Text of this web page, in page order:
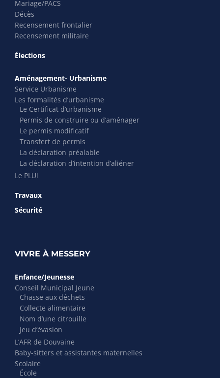
Mariage/PACS
Décès
Recensement frontalier
Recensement militaire
Élections
Aménagement- Urbanisme
Service Urbanisme
Les formalités d’urbanisme
Le Certificat d’urbanisme
Permis de construire ou d’aménager
Le permis modificatif
Transfert de permis
La déclaration préalable
La déclaration d’intention d’aliéner
Le PLUi
Travaux
Sécurité
VIVRE À MESSERY
Enfance/Jeunesse
Conseil Municipal Jeune
Chasse aux déchets
Collecte alimentaire
Nom d’une citrouille
Jeu d’évasion
L’AFR de Douvaine
Baby-sitters et assistantes maternelles
Scolaire
École